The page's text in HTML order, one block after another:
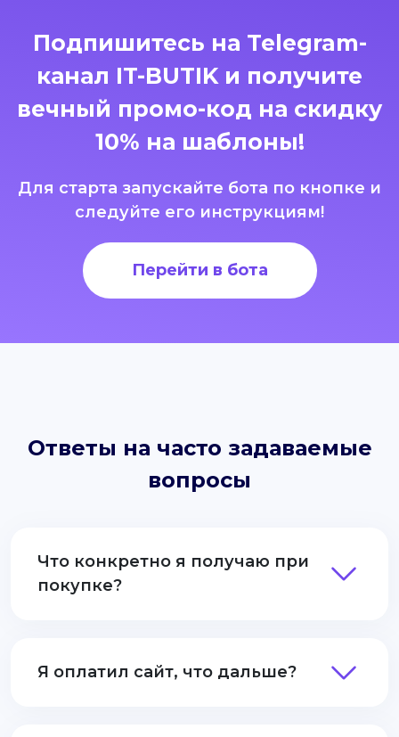
Подпишитесь на Telegram-
канал IT-BUTIK и получите
вечный промо-код на скидку
10% на шаблоны!
Для старта запускайте бота по кнопке и
следуйте его инструкциям!
Перейти в бота
Ответы на часто задаваемые
вопросы
Что конкретно я получаю при
покупке?
Я оплатил сайт, что дальше?